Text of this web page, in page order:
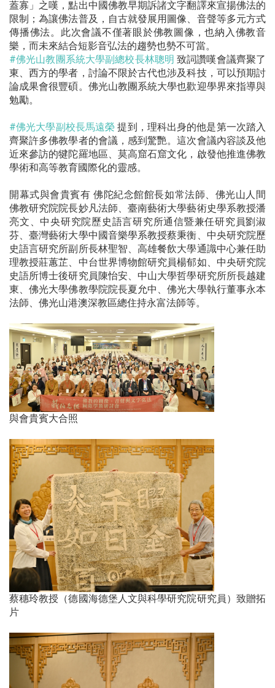
蓋寡」之嘆，點出中國佛教早期訴諸文字翻譯來宣揚佛法的
限制；為讓佛法普及，自古就發展用圖像、音聲等多元方式
傳播佛法。此次會議不僅著眼於佛教圖像，也納入佛教音
樂，而未來結合短影音弘法的趨勢也勢不可當。
#佛光山教團系統大學副總校長林聰明 致詞讚嘆會議齊聚了
東、西方的學者，討論不限於古代也涉及科技，可以預期討
論成果會很豐碩。佛光山教團系統大學也歡迎學界來指導與
勉勵。
#佛光大學副校長馬遠榮 提到，理科出身的他是第一次踏入
齊聚許多佛教學者的會議，感到驚艷。這次會議內容談及他
近來參訪的犍陀羅地區、莫高窟石窟文化，啟發他推進佛教
學術和高等教育國際化的靈感。
開幕式與會貴賓有 佛陀紀念館館長如常法師、佛光山人間
佛教研究院院長妙凡法師、臺南藝術大學藝術史學系教授潘
亮文、中央研究院歷史語言研究所通信暨兼任研究員劉淑
芬、臺灣藝術大學中國音樂學系教授蔡秉衡、中央研究院歷
史語言研究所副所長林聖智、高雄餐飲大學通識中心兼任助
理教授莊蕙芷、中台世界博物館研究員楊郁如、中央研究院
史語所博士後研究員陳怡安、中山大學哲學研究所所長越建
東、佛光大學佛教學院院長夏允中、佛光大學執行董事永本
法師、佛光山港澳深教區總住持永富法師等。
與會貴賓大合照
蔡穗玲教授（德國海德堡人文與科學研究院研究員）致贈拓
片